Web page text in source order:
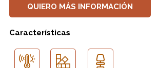
QUIERO MÁS INFORMACIÓN
Características